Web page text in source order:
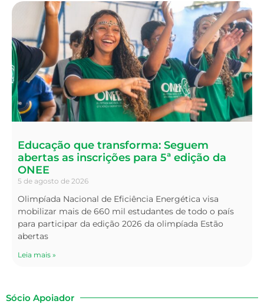
Educação que transforma: Seguem
abertas as inscrições para 5ª edição da
ONEE
5 de agosto de 2026
Olimpíada Nacional de Eficiência Energética visa
mobilizar mais de 660 mil estudantes de todo o país
para participar da edição 2026 da olimpíada Estão
abertas
Leia mais »
Sócio Apoiador